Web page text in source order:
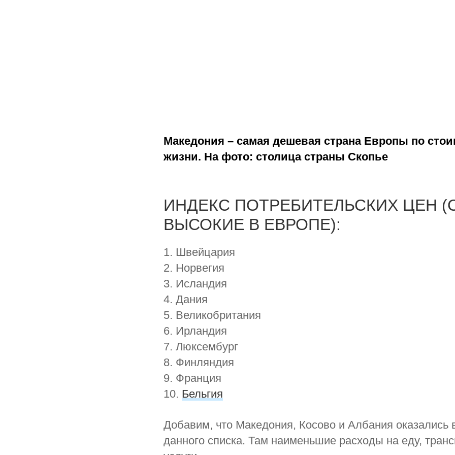
Македония – самая дешевая страна Европы по
жизни. На фото: столица страны Скопье
ИНДЕКС ПОТРЕБИТЕЛЬСКИХ ЦЕН
ВЫСОКИЕ В ЕВРОПЕ):
1. Швейцария
2. Норвегия
3. Исландия
4. Дания
5. Великобритания
6. Ирландия
7. Люксембург
8. Финляндия
9. Франция
10. Бельгия
Добавим, что Македония, Косово и Албания оказались
данного списка. Там наименьшие расходы на еду,